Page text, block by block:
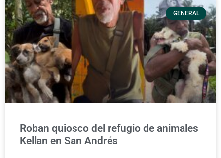
GENERAL
Roban quiosco del refugio de animales
Kellan en San Andrés